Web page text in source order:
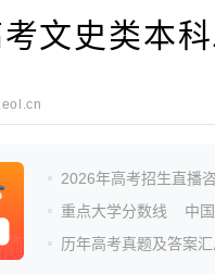
文史类本
2026年高考招生直播
重点大学分数线
中
历年高考真题及答案汇